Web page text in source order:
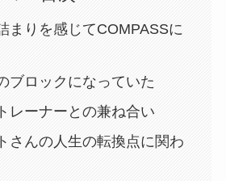
まりを感じてCOMPASSに
ブロックになっていた
レーナーとの兼ね合い
さんの人生の転換点に関わ